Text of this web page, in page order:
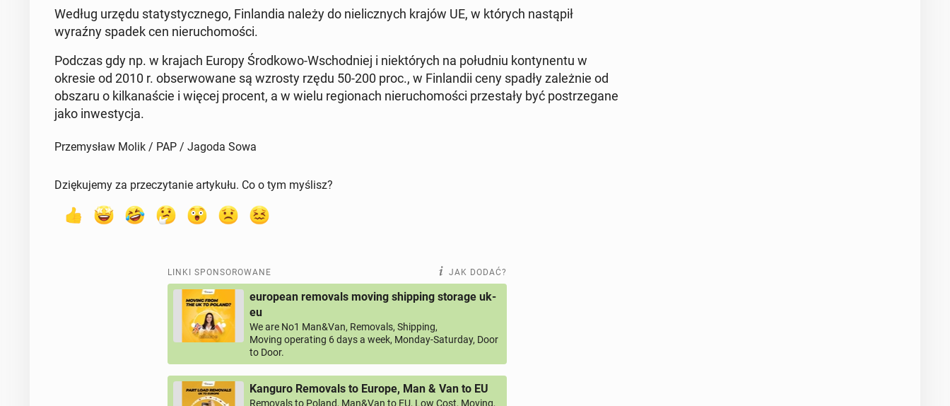
Według urzędu sta­ty­stycz­ne­go, Fin­lan­dia należy do nie­licz­nych krajów UE, w których na­stą­pił
wyraźny spadek cen nie­ru­cho­mo­ści.
Podczas gdy np. w krajach Europy Środ­ko­wo-Wschod­niej i nie­któ­rych na po­łu­dniu kon­ty­nen­tu w
okresie od 2010 r. ob­ser­wo­wa­ne są wzrosty rzędu 50-200 proc., w Fin­lan­dii ceny spadły za­leż­nie od
obszaru o kil­ka­na­ście i więcej procent, a w wielu re­gio­nach nie­ru­cho­mo­ści prze­sta­ły być po­strze­ga­ne
jako in­we­sty­cja.
Przemysław Molik / PAP / Jagoda Sowa
Dziękujemy za przeczytanie artykułu. Co o tym myślisz?
LINKI SPONSOROWANE JAK DODAĆ?
european removals moving shipping storage uk-
eu
We are No1 Man&Van, Removals, Shipping,
Moving operating 6 days a week, Monday-Saturday, Door
to Door.
Kanguro Removals to Europe, Man & Van to EU
Removals to Poland, Man&Van to EU, Low Cost, Moving,